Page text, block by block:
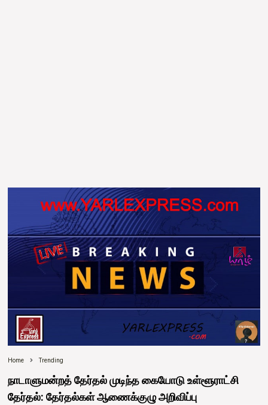
Home Trending
நாடாளுமன்றத் தேர்தல் முடிந்த கையோடு உள்ளூராட்சி
தேர்தல்: தேர்தல்கள் ஆணைக்குழு அறிவிப்பு